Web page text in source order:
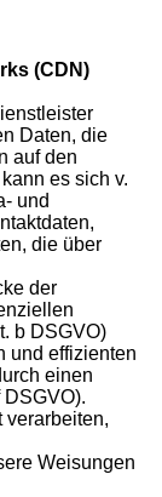
(CDN)
Daten, die
auf den
es sich v.
und
die über
der
b DSGVO)
und effizienten
einen
verarbeiten,
Weisungen